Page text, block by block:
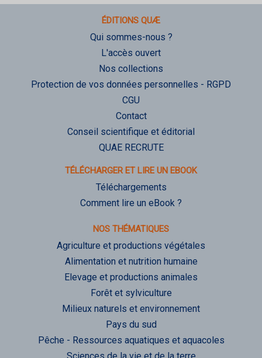
ÉDITIONS QUÆ
Qui sommes-nous ?
L'accès ouvert
Nos collections
Protection de vos données personnelles - RGPD
CGU
Contact
Conseil scientifique et éditorial
QUAE RECRUTE
TÉLÉCHARGER ET LIRE UN EBOOK
Téléchargements
Comment lire un eBook ?
NOS THÉMATIQUES
Agriculture et productions végétales
Alimentation et nutrition humaine
Elevage et productions animales
Forêt et sylviculture
Milieux naturels et environnement
Pays du sud
Pêche - Ressources aquatiques et aquacoles